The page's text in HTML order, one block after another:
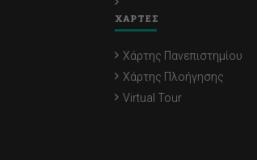
ΧΑΡΤΕΣ
Χάρτης Πανεπιστημίου
Χάρτης Πλοήγησης
Virtual Tour